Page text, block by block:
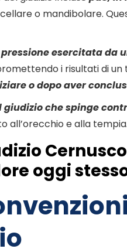
o mandibolare.
esercitata da
i risultati di
o dopo aver
giudizio che spinge
all’orecchio e alla tempia.
oggi